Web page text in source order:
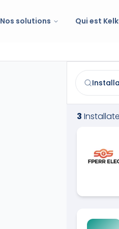
Nos solutions Qui est
Trouvez et
3